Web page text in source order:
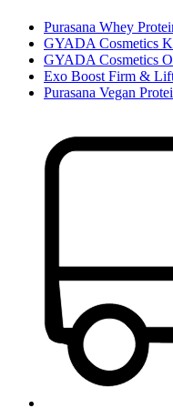
Purasana Whey
GYADA Cosmetics
GYADA Cosmetics
Exo Boost Firm &
Purasana Vegan